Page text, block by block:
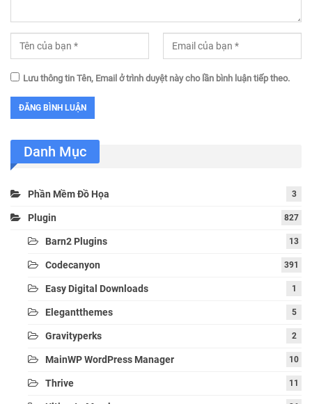
Lưu thông tin Tên, Email ở trình duyệt này cho lần bình luận tiếp theo.
Danh Mục
Phần Mềm Đồ Họa 3
Plugin 827
Barn2 Plugins 13
Codecanyon 391
Easy Digital Downloads 1
Elegantthemes 5
Gravityperks 2
MainWP WordPress Manager 10
Thrive 11